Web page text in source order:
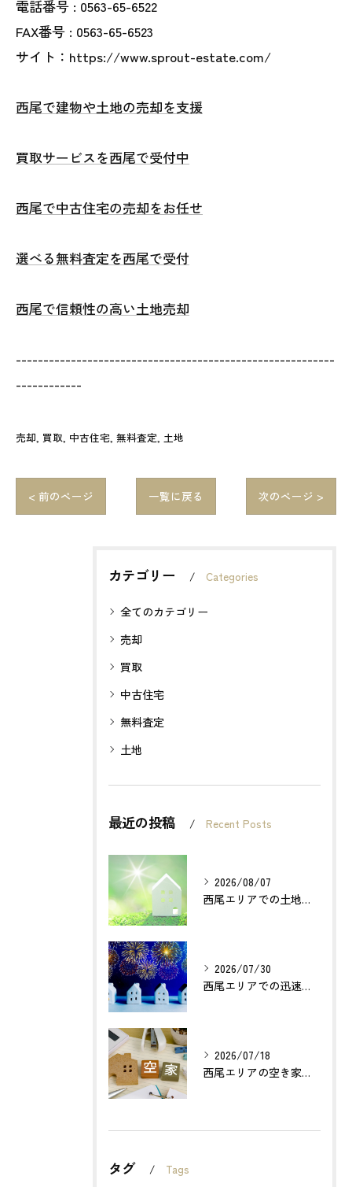
電話番号 : 0563-65-6522
FAX番号 : 0563-65-6523
サイト：https://www.sprout-estate.com/
西尾で建物や土地の売却を支援
買取サービスを西尾で受付中
西尾で中古住宅の売却をお任せ
選べる無料査定を西尾で受付
西尾で信頼性の高い土地売却
----------------------------------------------------------
------------
売却 買取 中古住宅 無料査定 土地
< 前のページ 一覧に戻る 次のページ >
カテゴリー Categories
全てのカテゴリー
売却
買取
中古住宅
無料査定
土地
最近の投稿 Recent Posts
2026/08/07
西尾エリアでの土地売却成功の秘訣とは？
2026/07/30
西尾エリアでの迅速確実な不動産買取のポイントは？
2026/07/18
西尾エリアの空き家売却で利益最大化する方法とは？
タグ Tags